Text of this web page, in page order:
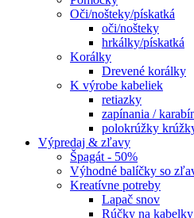
Oči/nošteky/pískatká
oči/nošteky
hrkálky/pískatká
Korálky
Drevené korálky
K výrobe kabeliek
retiazky
zapínania /
polokrúžky
Výpredaj & zľavy
Špagát - 50%
Výhodné balíčky so
Kreatívne potreby
Lapač snov
Rúčky na kabelky